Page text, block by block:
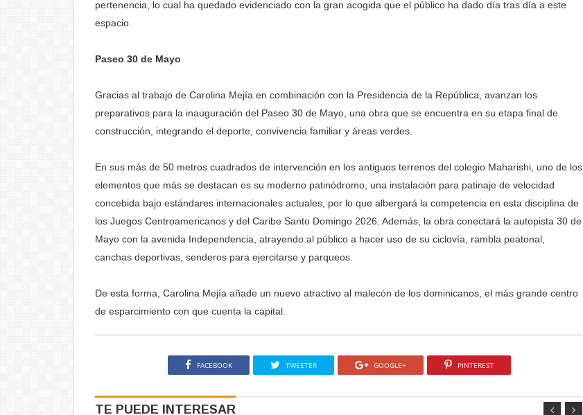
pertenencia, lo cual ha quedado evidenciado con la gran acogida que el público ha dado día tras día a este
espacio.
Paseo 30 de Mayo
Gracias al trabajo de Carolina Mejía en combinación con la Presidencia de la República, avanzan los
preparativos para la inauguración del Paseo 30 de Mayo, una obra que se encuentra en su etapa final de
construcción, integrando el deporte, convivencia familiar y áreas verdes.
En sus más de 50 metros cuadrados de intervención en los antiguos terrenos del colegio Maharishi, uno de los
elementos que más se destacan es su moderno patinódromo, una instalación para patinaje de velocidad
concebida bajo estándares internacionales actuales, por lo que albergará la competencia en esta disciplina de
los Juegos Centroamericanos y del Caribe Santo Domingo 2026. Además, la obra conectará la autopista 30 de
Mayo con la avenida Independencia, atrayendo al público a hacer uso de su ciclovía, rambla peatonal,
canchas deportivas, senderos para ejercitarse y parqueos.
De esta forma, Carolina Mejía añade un nuevo atractivo al malecón de los dominicanos, el más grande centro
de esparcimiento con que cuenta la capital.
FACEBOOK TWEETER GOOGLE+ PINTEREST
TE PUEDE INTERESAR